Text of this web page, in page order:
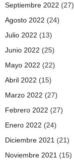
Septiembre 2022 (27)
Agosto 2022 (24)
Julio 2022 (13)
Junio 2022 (25)
Mayo 2022 (22)
Abril 2022 (15)
Marzo 2022 (27)
Febrero 2022 (27)
Enero 2022 (24)
Diciembre 2021 (21)
Noviembre 2021 (15)